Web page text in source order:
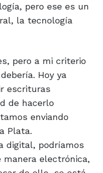
pero ese es un
la tecnología
pero a mi criterio
Hoy ya
escrituras
de hacerlo
enviando
Plata.
digital, podríamos
electrónica,